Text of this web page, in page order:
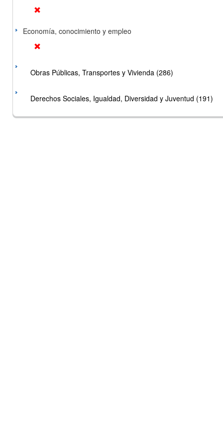
Economía, conocimiento y empleo
Obras Públicas, Transportes y Vivienda (286)
Derechos Sociales, Igualdad, Diversidad y Juventud (191)